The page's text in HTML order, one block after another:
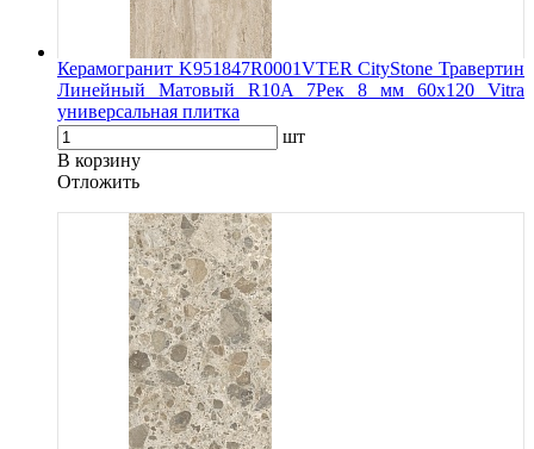
Керамогранит K951847R0001VTER CityStone Травертин
Линейный Матовый R10A 7Рек 8 мм 60х120 Vitra
универсальная плитка
шт
В корзину
Oтложить